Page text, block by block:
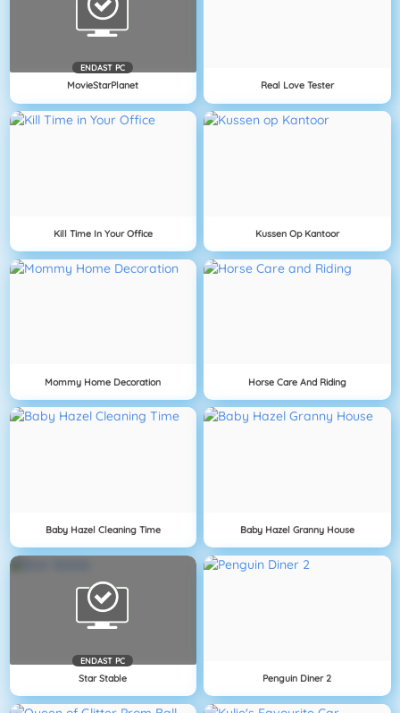
ENDAST PC
MovieStarPlanet Real Love Tester
Kill Time In Your Office Kussen Op Kantoor
Mommy Home Decoration Horse Care And Riding
Baby Hazel Cleaning Time Baby Hazel Granny House
ENDAST PC
Star Stable Penguin Diner 2